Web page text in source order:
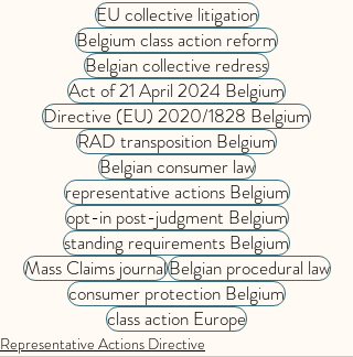
EU collective litigation
Belgium class action reform
Belgian collective redress
Act of 21 April 2024 Belgium
Directive (EU) 2020/1828 Belgium
RAD transposition Belgium
Belgian consumer law
representative actions Belgium
opt-in post-judgment Belgium
standing requirements Belgium
Mass Claims journalBelgian procedural law
consumer protection Belgium
class action Europe
Representative Actions Directive